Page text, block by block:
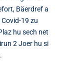
Bäerdref a
19 zu
hu sech net
2 Joer hu si